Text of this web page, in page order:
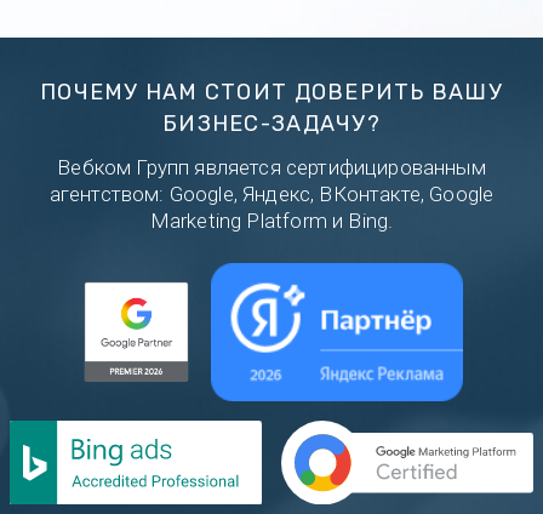
ПОЧЕМУ НАМ СТОИТ ДОВЕРИТЬ ВАШУ
БИЗНЕС-ЗАДАЧУ?
Вебком Групп является сертифицированным
агентством: Google, Яндекс, ВКонтакте, Google
Marketing Platform и Bing.